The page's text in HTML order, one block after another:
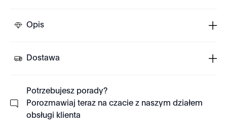
Opis
Dostawa
Potrzebujesz porady?
Porozmawiaj teraz na czacie z naszym działem
obsługi klienta